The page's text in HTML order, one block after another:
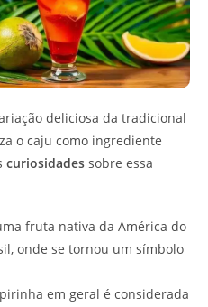
deliciosa da tradicional
o caju como ingrediente
curiosidades sobre essa
fruta nativa da América do
onde se tornou um símbolo
em geral é considerada